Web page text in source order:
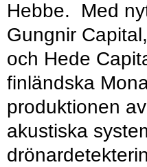
Hebbe. Med
Gungnir
och Hede
finländska
produktionen
akustiska